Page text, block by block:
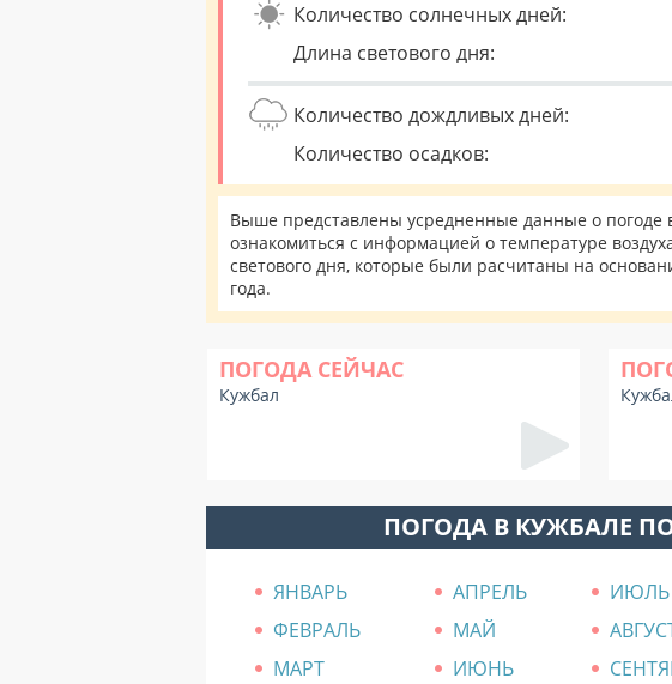
Количество солнечных дней:
Длина светового дня:
Количество дождливых дней:
Количество осадков:
Выше представлены усредненные данные о погоде
ознакомиться с информацией о температуре
светового дня, которые были расчитаны на
года.
ПОГОДА СЕЙЧАС
Кужбал
ПОГОДА В КУЖБАЛЕ
ЯНВАРЬ АПРЕЛЬ ИЮЛЬ
ФЕВРАЛЬ
МАЙ
МАРТ
ИЮНЬ